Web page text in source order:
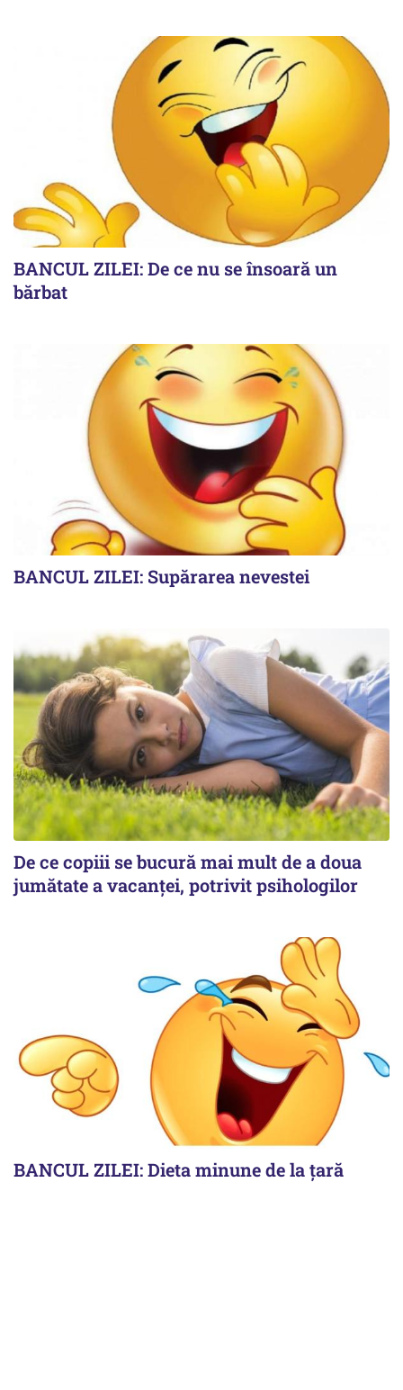
BANCUL ZILEI: De ce nu se însoară un
bărbat
BANCUL ZILEI: Supărarea nevestei
De ce copiii se bucură mai mult de a doua
jumătate a vacanței, potrivit psihologilor
BANCUL ZILEI: Dieta minune de la țară